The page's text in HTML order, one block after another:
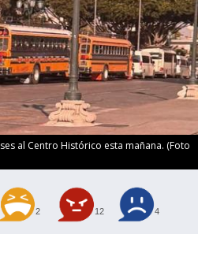
al Centro Histórico esta mañana. (Foto
2 12 4